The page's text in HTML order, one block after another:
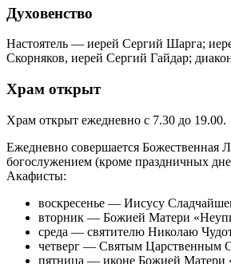
Духовенство
Настоятель — иерей Сергий Шарга;
Скорняков, иерей Сергий Гайдар;
Храм открыт
Храм открыт ежедневно с 7.30 до 19.00.
Ежедневно совершается Божественная
богослужением (кроме праздничных
Акафисты:
воскресенье — Иисусу
вторник — Божией Матери
среда — святителю Николаю
четверг — Святым Царственным
пятница — иконе Божией Матери